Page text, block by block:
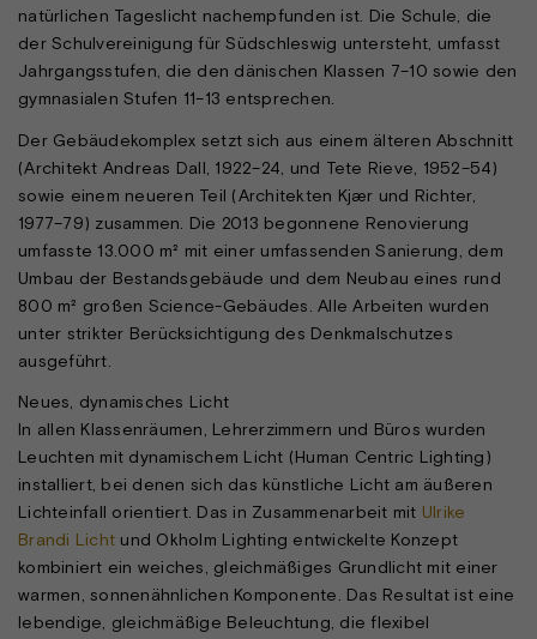
natürlichen Tageslicht nachempfunden ist. Die Schule, die
der Schulvereinigung für Südschleswig untersteht, umfasst
Jahrgangsstufen, die den dänischen Klassen 7–10 sowie den
gymnasialen Stufen 11–13 entsprechen.
Der Gebäudekomplex setzt sich aus einem älteren Abschnitt
(Architekt Andreas Dall, 1922–24, und Tete Rieve, 1952–54)
sowie einem neueren Teil (Architekten Kjær und Richter,
1977–79) zusammen. Die 2013 begonnene Renovierung
umfasste 13.000 m² mit einer umfassenden Sanierung, dem
Umbau der Bestandsgebäude und dem Neubau eines rund
800 m² großen Science-Gebäudes. Alle Arbeiten wurden
unter strikter Berücksichtigung des Denkmalschutzes
ausgeführt.
Neues, dynamisches Licht
In allen Klassenräumen, Lehrerzimmern und Büros wurden
Leuchten mit dynamischem Licht (Human Centric Lighting)
installiert, bei denen sich das künstliche Licht am äußeren
Lichteinfall orientiert. Das in Zusammenarbeit mit Ulrike
Brandi Licht und Okholm Lighting entwickelte Konzept
kombiniert ein weiches, gleichmäßiges Grundlicht mit einer
warmen, sonnenähnlichen Komponente. Das Resultat ist eine
lebendige, gleichmäßige Beleuchtung, die flexibel